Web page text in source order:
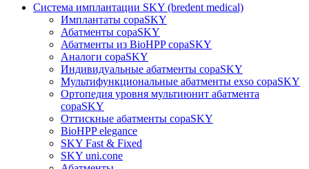
Система имплантации SKY (bredent medical)
Имплантаты copaSKY
Абатменты copaSKY
Абатменты из BioHPP copaSKY
Аналоги copaSKY
Индивидуальные абатменты copaSKY
Мультифункциональные абатменты exso copaSKY
Ортопедия уровня мультиюнит абатмента
copaSKY
Оттискные абатменты copaSKY
BioHPP elegance
SKY Fast & Fixed
SKY uni.cone